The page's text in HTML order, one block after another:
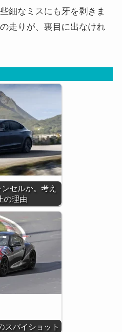
細なミスにも牙を剥きま
走りが、裏目に出なけれ
セルか。考え
の理由
スパイショット